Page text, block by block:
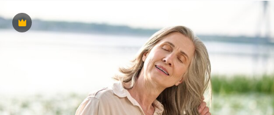
Premium